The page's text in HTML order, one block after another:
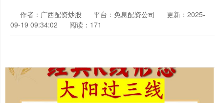
作者：广西配资炒股 平台：免息配资公司
更新：2025-
09-19 09:34:02
阅读：171